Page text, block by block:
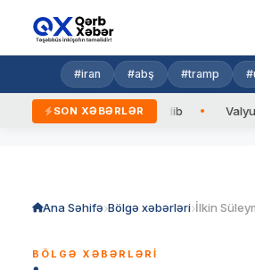
#iran #abş #tramp
SON XƏBƏRLƏR
Prezidentinə zəng edib Valyuta
Ana Səhifə Bölgə xəbərləri
BÖLGƏ XƏBƏRLƏRI